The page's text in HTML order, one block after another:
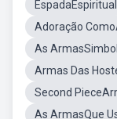
EspadaEspiritual
Adoração
As
Armas Das
Second
As ArmasQue